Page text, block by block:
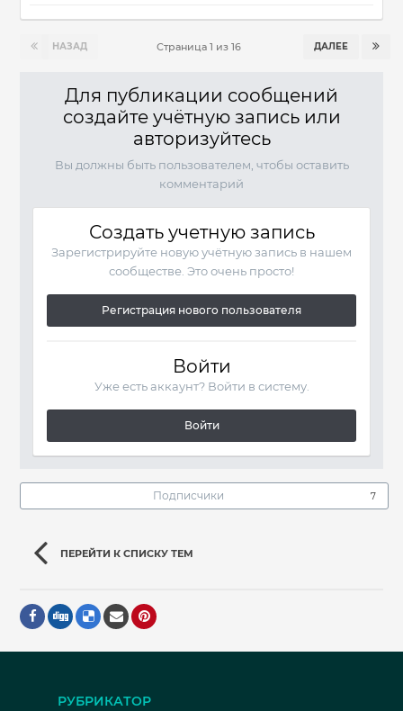
НАЗАД ДАЛЕЕ
Страница 1 из 16
Для публикации сообщений
создайте учётную запись или
авторизуйтесь
Вы должны быть пользователем, чтобы оставить
комментарий
Создать учетную запись
Зарегистрируйте новую учётную запись в нашем
сообществе. Это очень просто!
Регистрация нового пользователя
Войти
Уже есть аккаунт? Войти в систему.
Войти
Подписчики 7
ПЕРЕЙТИ К СПИСКУ ТЕМ
РУБРИКАТОР